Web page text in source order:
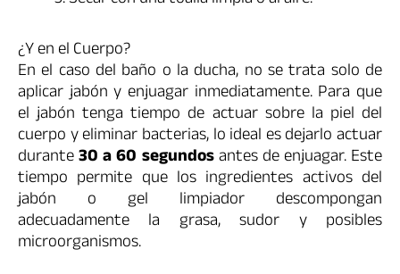
¿Y en el Cuerpo?
En el caso del baño o la ducha, no se trata solo de
aplicar jabón y enjuagar inmediatamente. Para que
el jabón tenga tiempo de actuar sobre la piel del
cuerpo y eliminar bacterias, lo ideal es dejarlo actuar
durante30 a 60 segundosantes de enjuagar. Este
tiempo permite que los ingredientes activos del
jabón o gel limpiador descompongan
adecuadamente la grasa, sudor y posibles
microorganismos.